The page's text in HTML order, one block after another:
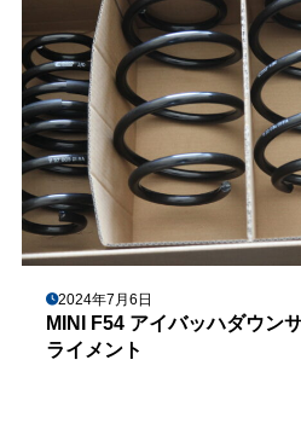
2024年7月6日
MINI F54 アイバッハダウン
ライメント